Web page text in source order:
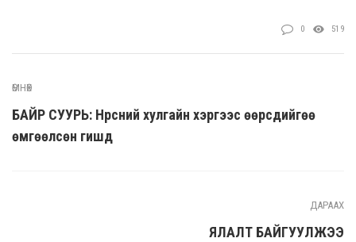
0 519
ӨМНӨХ
БАЙР СУУРЬ: Нүүрсний хулгайн хэргээс өөрсдийгөө
өмгөөлсөн гишүүд
ДАРААХ
ЯЛАЛТ БАЙГУУЛЖЭЭ